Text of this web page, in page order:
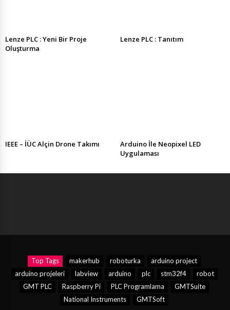
Lenze PLC : Yeni Bir Proje
Oluşturma
Lenze PLC : Tanıtım
IEEE – İÜC Alçin Drone Takımı
Arduino İle Neopixel LED
Uygulaması
Top Tags makerhub roboturka
arduino project
arduino projeleri
labview arduino plc stm32f4
robot
GMT PLC
Raspberry Pi PLC Programlama
GMTSuite
National Instruments
GMTSoft